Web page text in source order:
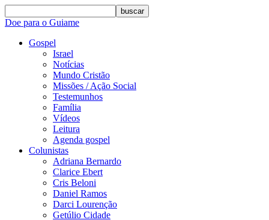
buscar
Doe para o Guiame
Gospel
Israel
Notícias
Mundo Cristão
Missões / Ação Social
Testemunhos
Família
Vídeos
Leitura
Agenda gospel
Colunistas
Adriana Bernardo
Clarice Ebert
Cris Beloni
Daniel Ramos
Darci Lourenção
Getúlio Cidade